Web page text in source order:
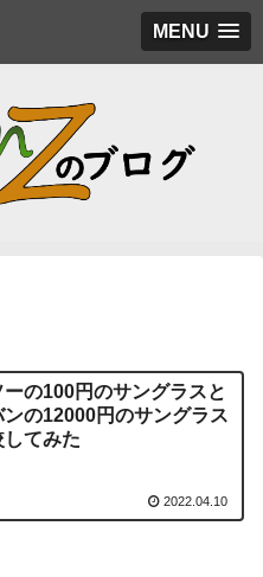
MENU
ーの100円のサングラスと
ンの12000円のサングラス
してみた
2022.04.10